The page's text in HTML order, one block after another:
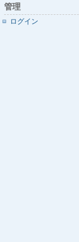
管理
ログイン